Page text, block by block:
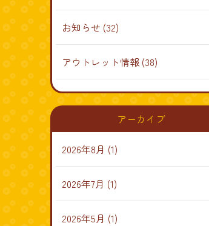
お知らせ (32)
アウトレット情報 (38)
アーカイブ
2026年8月 (1)
2026年7月 (1)
2026年5月 (1)